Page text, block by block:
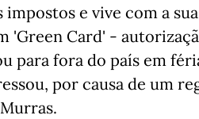
impostos e vive com a
'Green Card' -
para fora do país em
por causa de um